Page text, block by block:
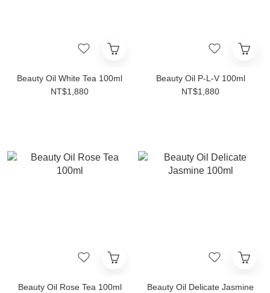
Beauty Oil White Tea 100ml
NT$1,880
Beauty Oil P-L-V 100ml
NT$1,880
Beauty Oil Rose Tea 100ml
Beauty Oil Delicate Jasmine